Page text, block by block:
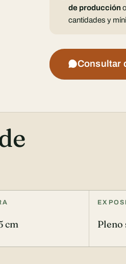
de producción
cantidades y
Consultar
cm Pleno